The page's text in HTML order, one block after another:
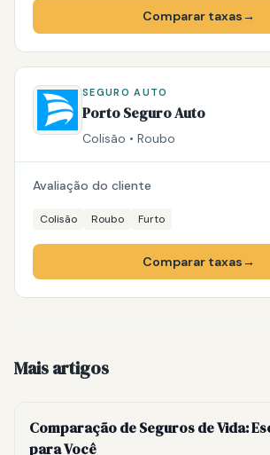
Comparar taxas→
SEGURO AUTO
Porto Seguro Auto
Colisão • Roubo
Avaliação do cliente
Colisão Roubo Furto
Comparar taxas→
Mais artigos
Comparação de Seguros de Vida:
para Você